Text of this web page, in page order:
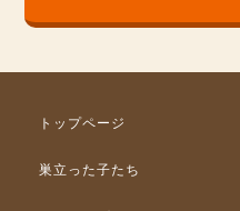
トップページ
巣立った子たち